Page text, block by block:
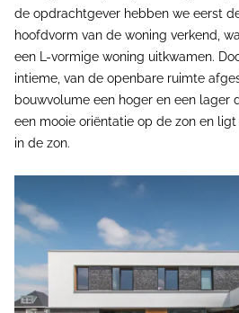
de opdrachtgever hebben we eerst
hoofdvorm van de woning verkend,
een L-vormige woning uitkwamen.
intieme, van de openbare ruimte
bouwvolume een hoger en een lager
een mooie oriëntatie op de zon en
in de zon.